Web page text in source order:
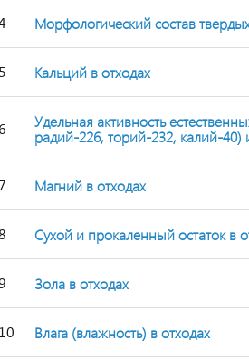
Морфологический состав
Кальций в отходах
Удельная активность
радий-226, торий-232, калий-40)
Магний в отходах
Сухой и прокаленный остаток в
Зола в отходах
Влага (влажность) в отходах